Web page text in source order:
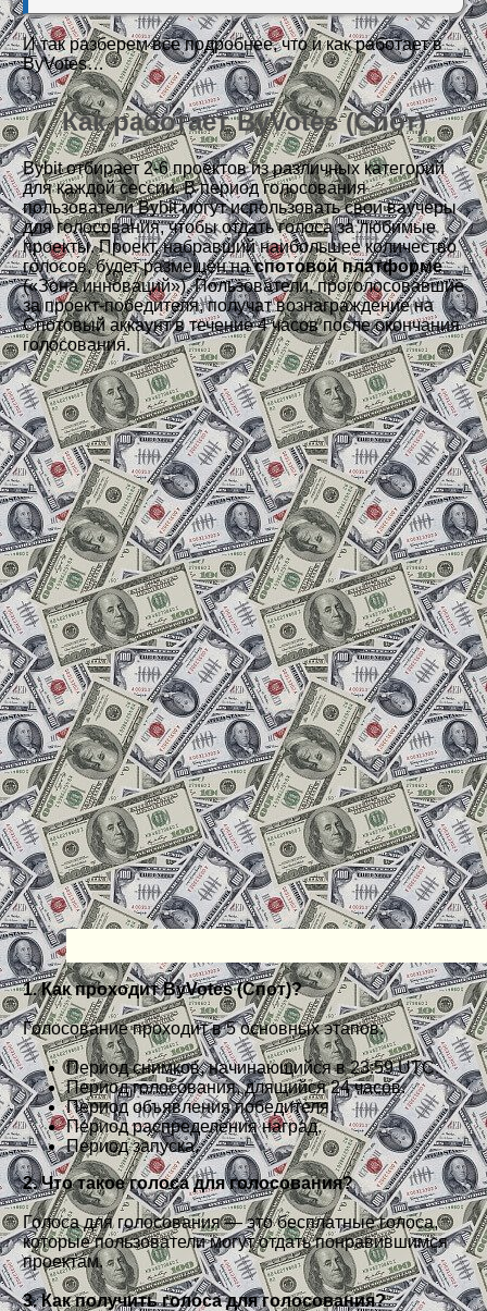
И так разберем все подробнее, что и как работает в
ByVotes…
Как работает ByVotes (Спот)
Bybit отбирает 2-6 проектов из различных категорий
для каждой сессии. В период голосования
пользователи Bybit могут использовать свои ваучеры
для голосования, чтобы отдать голоса за любимые
проекты. Проект, набравший наибольшее количество
голосов, будет размещён наспотовой платформе
(«Зона инноваций»). Пользователи, проголосовавшие
за проект-победителя, получат вознаграждение на
Спотовый аккаунт в течение 4 часов после окончания
голосования.
1. Как проходит ByVotes (Спот)?
Голосование проходит в 5 основных этапов:
Период снимков, начинающийся в 23:59 UTC.
Период голосования, длящийся 24 часов.
Период объявления победителя.
Период распределения наград.
Период запуска.
2. Что такое голоса для голосования?
Голоса для голосования — это бесплатные голоса,
которые пользователи могут отдать понравившимся
проектам.
3. Как получить голоса для голосования?